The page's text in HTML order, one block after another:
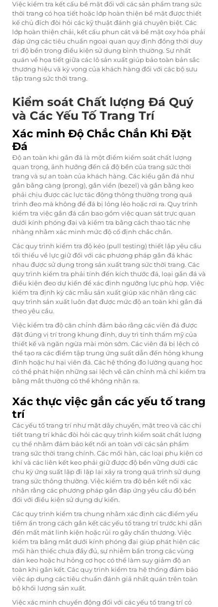
Việc kiểm tra kết cấu bề mặt đối với các sản phẩm trang sức
thời trang có họa tiết hoặc lớp hoàn thiện bề mặt được thiết
kế chủ đích đòi hỏi các kỹ thuật đánh giá chuyên biệt. Các
lớp hoàn thiện chải, kết cấu phun cát và bề mặt oxy hóa phải
đáp ứng các tiêu chuẩn ngoại quan quy định đồng thời duy
trì độ bền trong điều kiện sử dụng bình thường. Sự nhất
quán về họa tiết giữa các lô sản xuất giúp bảo toàn bản sắc
thương hiệu và kỳ vọng của khách hàng đối với các bộ sưu
tập trang sức thời trang.
Kiểm soát Chất lượng Đá Quý
và Các Yếu Tố Trang Trí
Xác minh Độ Chắc Chắn Khi Đặt
Đá
Độ an toàn khi gắn đá là một điểm kiểm soát chất lượng
quan trọng, ảnh hưởng đến cả độ bền của trang sức thời
trang và sự an toàn của khách hàng. Các kiểu gắn đá như
gắn bằng càng (prong), gắn viền (bezel) và gắn bằng keo
phải chịu được các lực tác động thông thường trong quá
trình đeo mà không để đá bị lỏng lẻo hoặc rơi ra. Quy trình
kiểm tra việc gắn đá cần bao gồm việc quan sát trực quan
dưới kính phóng đại và kiểm tra bằng cách thao tác nhẹ
nhàng nhằm xác minh mức độ cố định chắc chắn.
Các quy trình kiểm tra độ kéo (pull testing) thiết lập yêu cầu
tối thiểu về lực giữ đối với các phương pháp gắn đá khác
nhau được sử dụng trong sản xuất trang sức thời trang. Các
quy trình kiểm tra phải tính đến kích thước đá, loại gắn đá và
điều kiện đeo dự kiến để xác định ngưỡng lực phù hợp. Việc
kiểm tra định kỳ các mẫu sản xuất giúp xác nhận rằng các
quy trình sản xuất luôn đạt được mức độ an toàn khi gắn đá
theo yêu cầu.
Việc kiểm tra độ căn chỉnh đảm bảo rằng các viên đá được
đặt đúng vị trí trong khung đính, duy trì tính thẩm mỹ của
thiết kế và ngăn ngừa mài mòn sớm. Các viên đá bị lệch có
thể tạo ra các điểm tập trung ứng suất dẫn đến hỏng khung
đính hoặc hư hại viên đá. Các hệ thống đo lường quang học
có thể phát hiện những sai lệch về căn chỉnh mà chỉ kiểm tra
bằng mắt thường có thể không nhận ra.
Xác thực việc gắn các yếu tố trang
trí
Các yếu tố trang trí như mặt dây chuyền, mặt treo và các chi
tiết trang trí khác đòi hỏi các quy trình kiểm soát chất lượng
cụ thể nhằm đảm bảo kết nối an toàn với các sản phẩm
trang sức thời trang chính. Các mối hàn, các loại phụ kiện cơ
khí và các liên kết keo phải giữ được độ bền vững dưới các
chu kỳ ứng suất lặp đi lặp lại xảy ra trong quá trình sử dụng
trang sức thông thường. Việc kiểm tra độ bền kết nối xác
nhận rằng các phương pháp gắn đáp ứng yêu cầu độ bền
đối với điều kiện sử dụng dự kiến.
Các quy trình kiểm tra chung nhằm xác định các điểm yếu
tiềm ẩn trong cách gắn kết các yếu tố trang trí trước khi dẫn
đến mất mát linh kiện hoặc rủi ro gây chấn thương. Việc
kiểm tra bằng mắt dưới kính phóng đại giúp phát hiện các
mối hàn thiếc chưa đầy đủ, sự nhiễm bẩn trong các vùng
dán keo hoặc hư hỏng cơ học có thể làm suy giảm độ an
toàn khi gắn kết. Các quy trình kiểm tra hệ thống đảm bảo
việc áp dụng các tiêu chuẩn đánh giá nhất quán trên toàn
bộ khối lượng sản xuất.
Việc xác minh chuyển động đối với các yếu tố trang trí có